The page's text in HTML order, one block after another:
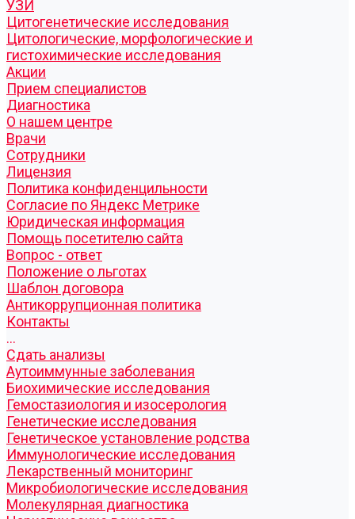
УЗИ
Цитогенетические исследования
Цитологические, морфологические и
гистохимические исследования
Акции
Прием специалистов
Диагностика
О нашем центре
Врачи
Сотрудники
Лицензия
Политика конфиденцильности
Согласие по Яндекс Метрике
Юридическая информация
Помощь посетителю сайта
Вопрос - ответ
Положение о льготах
Шаблон договора
Антикоррупционная политика
Контакты
...
Cдать анализы
Аутоиммунные заболевания
Биохимические исследования
Гемостазиология и изосерология
Генетические исследования
Генетическое установление родства
Иммунологические исследования
Лекарственный мониторинг
Микробиологические исследования
Молекулярная диагностика